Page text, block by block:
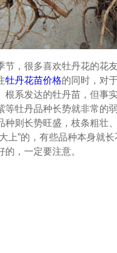
节，很多喜欢牡丹花的花
牡丹花苗价格的同时，对
根系发达的牡丹苗，但事
等牡丹品种长势就非常的
种则长势旺盛，枝条粗壮
上”的，有些品种本身就
，一定要注意。